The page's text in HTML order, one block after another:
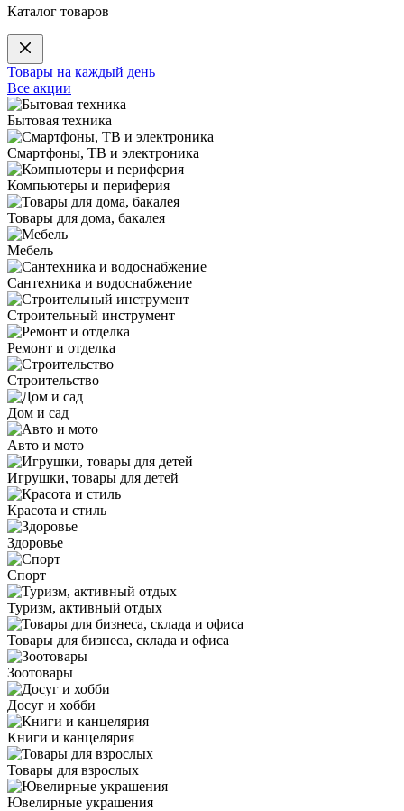
Каталог товаров
Товары на каждый день
Все акции
Бытовая техника
Смартфоны, ТВ и электроника
Компьютеры и периферия
Товары для дома, бакалея
Мебель
Сантехника и водоснабжение
Строительный инструмент
Ремонт и отделка
Строительство
Дом и сад
Авто и мото
Игрушки, товары для детей
Красота и стиль
Здоровье
Спорт
Туризм, активный отдых
Товары для бизнеса, склада и офиса
Зоотовары
Досуг и хобби
Книги и канцелярия
Товары для взрослых
Ювелирные украшения